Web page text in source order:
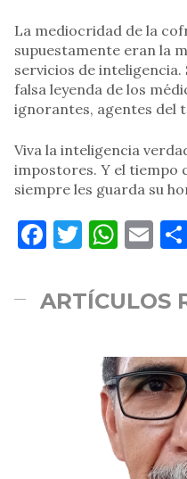
La mediocridad de la
supuestamente eran la
servicios de inteligencia.
falsa leyenda de los
ignorantes, agentes del
Viva la inteligencia
impostores. Y el tiempo
siempre les guarda su
Facebook
Twitter
ARTÍCULOS